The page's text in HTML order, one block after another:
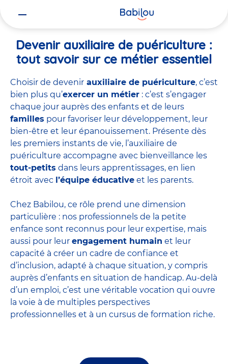
Devenir auxiliaire de puériculture :
tout savoir sur ce métier essentiel
Choisir de devenir auxiliaire de puériculture, c’est
bien plus qu’exercer un métier : c’est s’engager
chaque jour auprès des enfants et de leurs
familles pour favoriser leur développement, leur
bien-être et leur épanouissement. Présente dès
les premiers instants de vie, l’auxiliaire de
puériculture accompagne avec bienveillance les
tout-petits dans leurs apprentissages, en lien
étroit avec l’équipe éducative et les parents.
Chez Babilou, ce rôle prend une dimension
particulière : nos professionnels de la petite
enfance sont reconnus pour leur expertise, mais
aussi pour leur engagement humain et leur
capacité à créer un cadre de confiance et
d’inclusion, adapté à chaque situation, y compris
auprès d’enfants en situation de handicap. Au-delà
d’un emploi, c’est une véritable vocation qui ouvre
la voie à de multiples perspectives
professionnelles et à un cursus de formation riche.